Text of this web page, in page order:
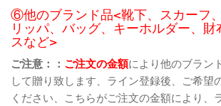
⑥他のブランド品<靴下、スカーフ
リッパ、バッグ、キーホルダー、
スなど>
ご注意：： ご注文の金額により他のブラン
して贈り致します、ライン登録後、ご希望
ください、こちらがご注文の金額により、